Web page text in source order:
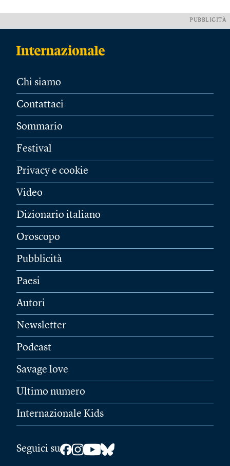
PUBBLICITÀ
Chi siamo
Contattaci
Sommario
Festival
Privacy e cookie
Video
Dizionario italiano
Oroscopo
Pubblicità
Paesi
Autori
Newsletter
Podcast
Savage love
Ultimo numero
Internazionale Kids
Seguici su